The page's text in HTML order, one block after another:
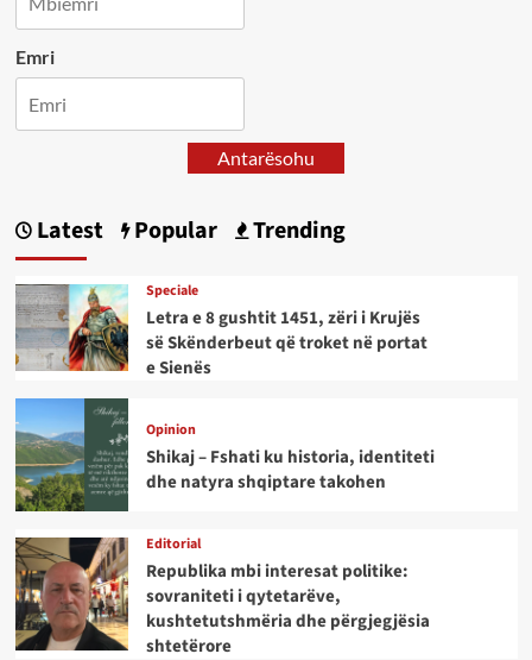
Emri
Antarësohu
Latest Popular Trending
Speciale
Letra e 8 gushtit 1451, zëri i Krujës
së Skënderbeut që troket në portat
e Sienës
Opinion
Shikaj – Fshati ku historia, identiteti
dhe natyra shqiptare takohen
Editorial
Republika mbi interesat politike:
sovraniteti i qytetarëve,
kushtetutshmëria dhe përgjegjësia
shtetërore